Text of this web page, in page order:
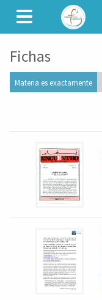
Fichas
Materia es exactamente